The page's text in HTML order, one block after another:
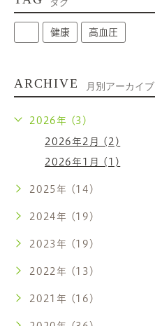
タグ
健康 高血圧
ARCHIVE 月別アーカイブ
2026年 (3)
2026年2月 (2)
2026年1月 (1)
2025年 (14)
2024年 (19)
2023年 (19)
2022年 (13)
2021年 (16)